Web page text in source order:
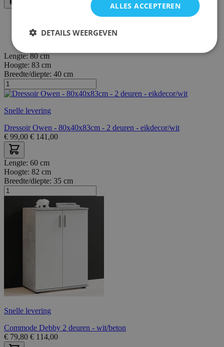
Gratis bezorging en retour
Gratis achteraf of in termijnen betalen
Lengte:80 cm
Hoogte: 83 cm
Breedte/diepte: 40 cm
Snelle levering
Dressoir Owen - 80x40x83cm - 2 deuren - eikdecor/wit
€ 99,00 € 141,00
Lengte: 60 cm
Hoogte: 82 cm
Breedte/diepte: 35 cm
Snelle levering
Commode Debby 2 deuren - wit/beton
€ 79,80 € 114,00
ALLES ACCEPTEREN
DETAILS WEERGEVEN